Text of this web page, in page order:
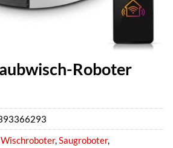
Roboter
Wischroboter,Saugroboter,